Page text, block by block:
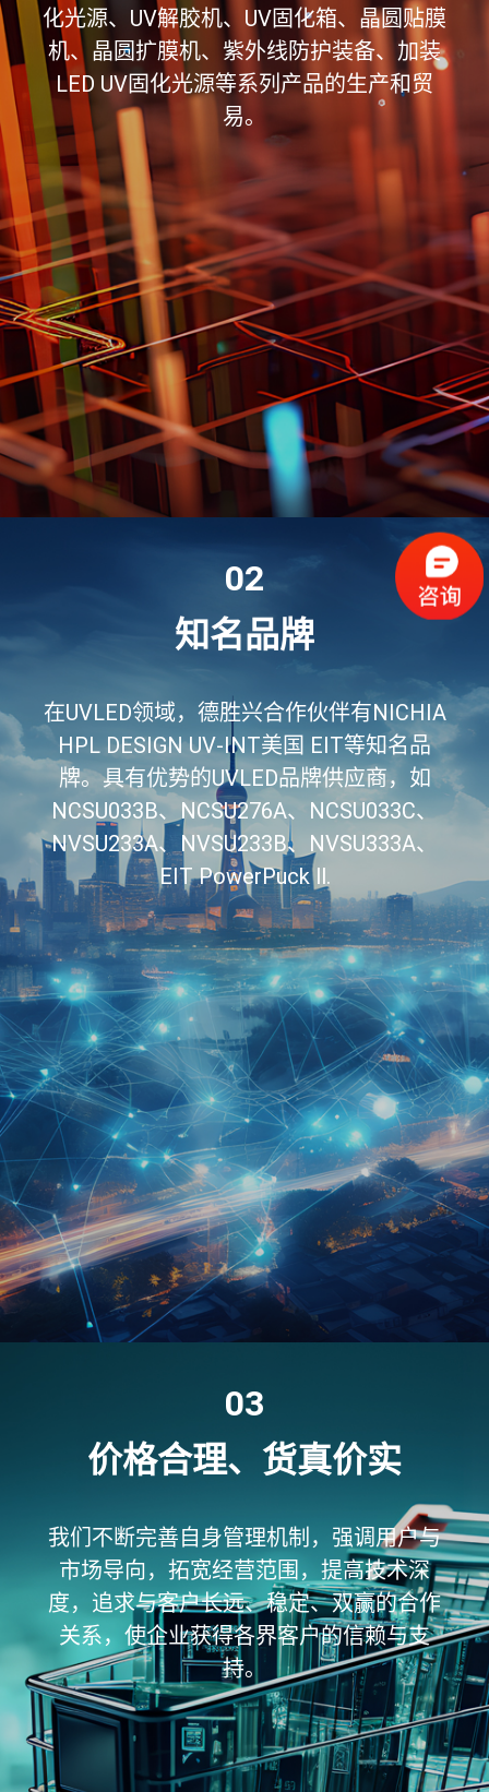
化光源、UV解胶机、UV固化箱、晶圆贴膜
机、晶圆扩膜机、紫外线防护装备、加装
LED UV固化光源等系列产品的生产和贸
易。
02
知名品牌
在UVLED领域，德胜兴合作伙伴有NICHIA
HPL DESIGN UV-INT美国 EIT等知名品
牌。具有优势的UVLED品牌供应商，如
NCSU033B、NCSU276A、NCSU033C、
NVSU233A、NVSU233B、NVSU333A、
EIT PowerPuck ll.
03
价格合理、货真价实
我们不断完善自身管理机制，强调用户与
市场导向，拓宽经营范围，提高技术深
度，追求与客户长远、稳定、双赢的合作
关系，使企业获得各界客户的信赖与支
持。